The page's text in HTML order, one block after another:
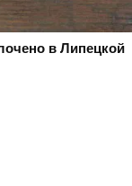
в Липецкой